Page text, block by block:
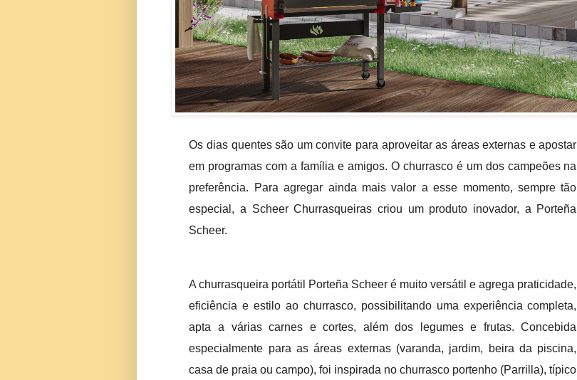
Os dias quentes são um convite para aproveitar as áreas externas e apostar
em programas com a família e amigos. O churrasco é um dos campeões na
preferência. Para agregar ainda mais valor a esse momento, sempre tão
especial, a Scheer Churrasqueiras criou um produto inovador, a Porteña
Scheer.
A churrasqueira portátil Porteña Scheer é muito versátil e agrega praticidade,
eficiência e estilo ao churrasco, possibilitando uma experiência completa,
apta a várias carnes e cortes, além dos legumes e frutas. Concebida
especialmente para as áreas externas (varanda, jardim, beira da piscina,
casa de praia ou campo), foi inspirada no churrasco portenho (Parrilla), típico